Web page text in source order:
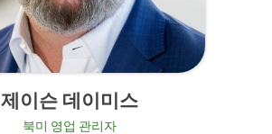
제이슨 데이미스
북미 영업 관리자